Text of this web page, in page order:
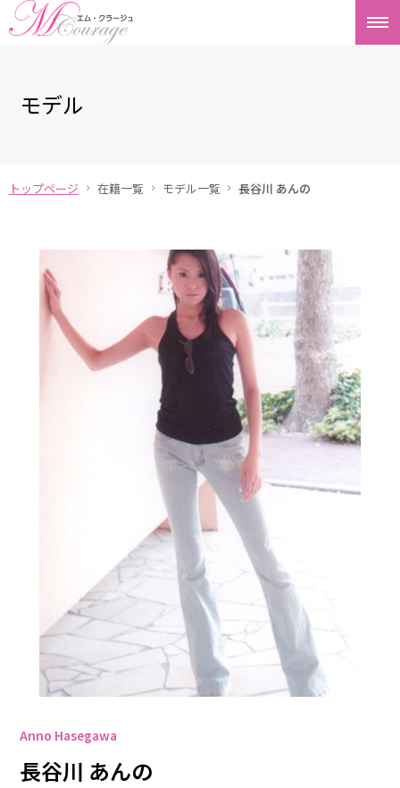
モデル
トップページ 在籍一覧 モデル一覧 長谷川 あんの
Anno Hasegawa
長谷川 あんの